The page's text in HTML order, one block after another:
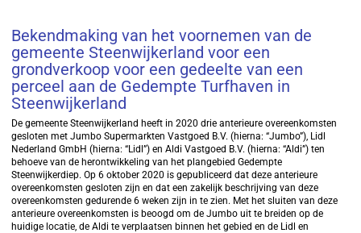
Bekendmaking van het voornemen van de
gemeente Steenwijkerland voor een
grondverkoop voor een gedeelte van een
perceel aan de Gedempte Turfhaven in
Steenwijkerland
De gemeente Steenwijkerland heeft in 2020 drie anterieure overeenkomsten
gesloten met Jumbo Supermarkten Vastgoed B.V. (hierna: “Jumbo”), Lidl
Nederland GmbH (hierna: “Lidl”) en Aldi Vastgoed B.V. (hierna: “Aldi”) ten
behoeve van de herontwikkeling van het plangebied Gedempte
Steenwijkerdiep. Op 6 oktober 2020 is gepubliceerd dat deze anterieure
overeenkomsten gesloten zijn en dat een zakelijk beschrijving van deze
overeenkomsten gedurende 6 weken zijn in te zien. Met het sluiten van deze
anterieure overeenkomsten is beoogd om de Jumbo uit te breiden op de
huidige locatie, de Aldi te verplaatsen binnen het gebied en de Lidl en